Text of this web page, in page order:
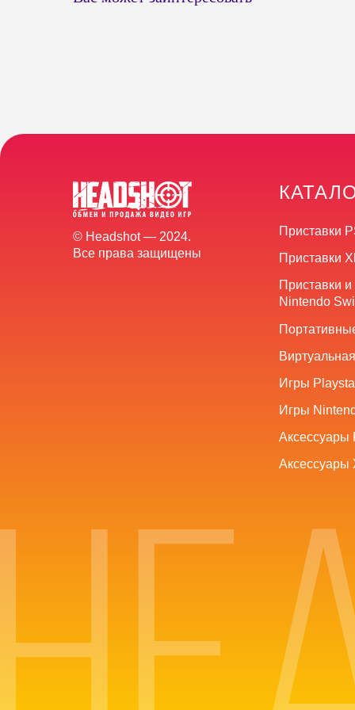
© Headshot — 2024.
Все права защищены
Приставки
Приставки
Nintendo
Приставки
Аксессуары
Игры
Игры
Аксессуары